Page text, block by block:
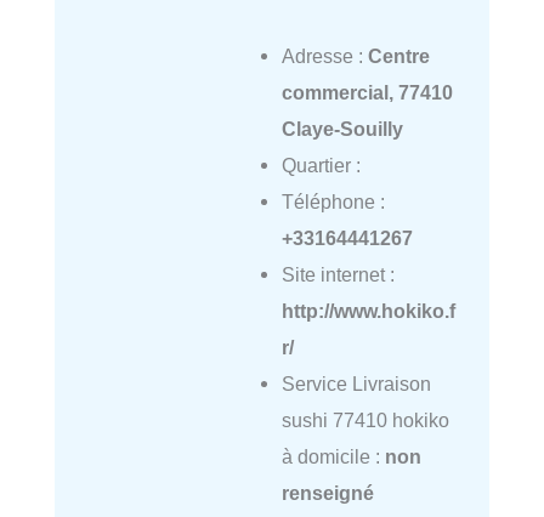
Adresse : Centre
commercial, 77410
Claye-Souilly
Quartier :
Téléphone :
+33164441267
Site internet :
http://www.hokiko.f
r/
Service Livraison
sushi 77410 hokiko
à domicile : non
renseigné